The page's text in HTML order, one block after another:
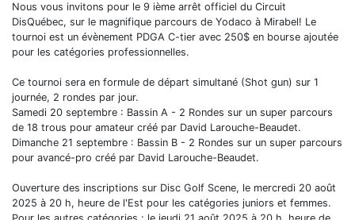
Nous vous invitons pour le 9 ième arrêt officiel du Circuit
DisQuébec, sur le magnifique parcours de Yodaco à Mirabel! Le
tournoi est un évènement PDGA C-tier avec 250$ en bourse ajoutée
pour les catégories professionnelles.
Ce tournoi sera en formule de départ simultané (Shot gun) sur 1
journée, 2 rondes par jour.
Samedi 20 septembre : Bassin A - 2 Rondes sur un super parcours
de 18 trous pour amateur créé par David Larouche-Beaudet.
Dimanche 21 septembre : Bassin B - 2 Rondes sur un super parcours
pour avancé-pro créé par David Larouche-Beaudet.
Ouverture des inscriptions sur Disc Golf Scene, le mercredi 20 août
2025 à 20 h, heure de l'Est pour les catégories juniors et femmes.